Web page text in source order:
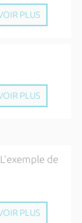
PLUS
PLUS
de
PLUS